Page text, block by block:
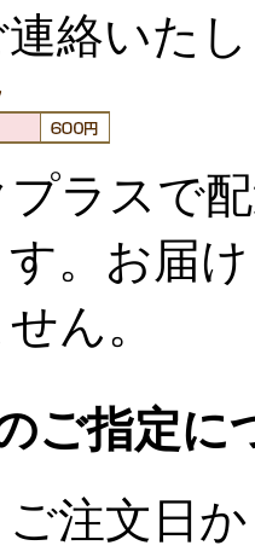
絡いた
ラスで
。お届
ん。
ご指定に
注文日